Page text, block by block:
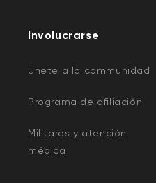
Involucrarse
Unete a la communidad
Programa de afiliación
Militares y atención
médica